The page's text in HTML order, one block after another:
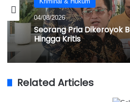
Kriminal & Hukum
04/08/2026
Seorang Pria Dikeroyok
Banten
31/07/2026
Andra Soni Ikut Panen
Related Articles